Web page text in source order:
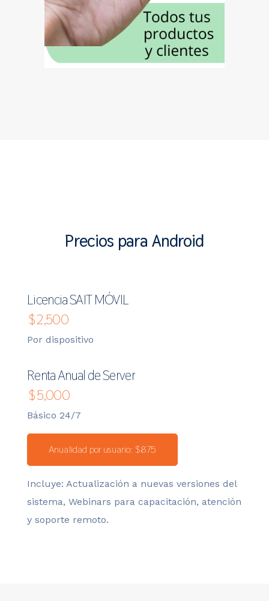
Precios para Android
Licencia SAIT MÓVIL
$2,500
Por dispositivo
Renta Anual de Server
$5,000
Básico 24/7
Anualidad por usuario: $875
Incluye: Actualización a nuevas versiones del
sistema, Webinars para capacitación, atención
y soporte remoto.